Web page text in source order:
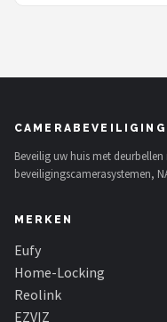
Beveilig uw huis met
beveiligingscamerasystemen,
MERKEN
Eufy
Home-Locking
Reolink
EZVIZ